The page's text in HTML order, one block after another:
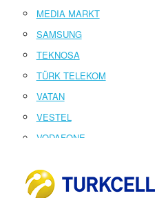
MEDIA MARKT
SAMSUNG
TEKNOSA
TÜRK TELEKOM
VATAN
VESTEL
VODAFONE